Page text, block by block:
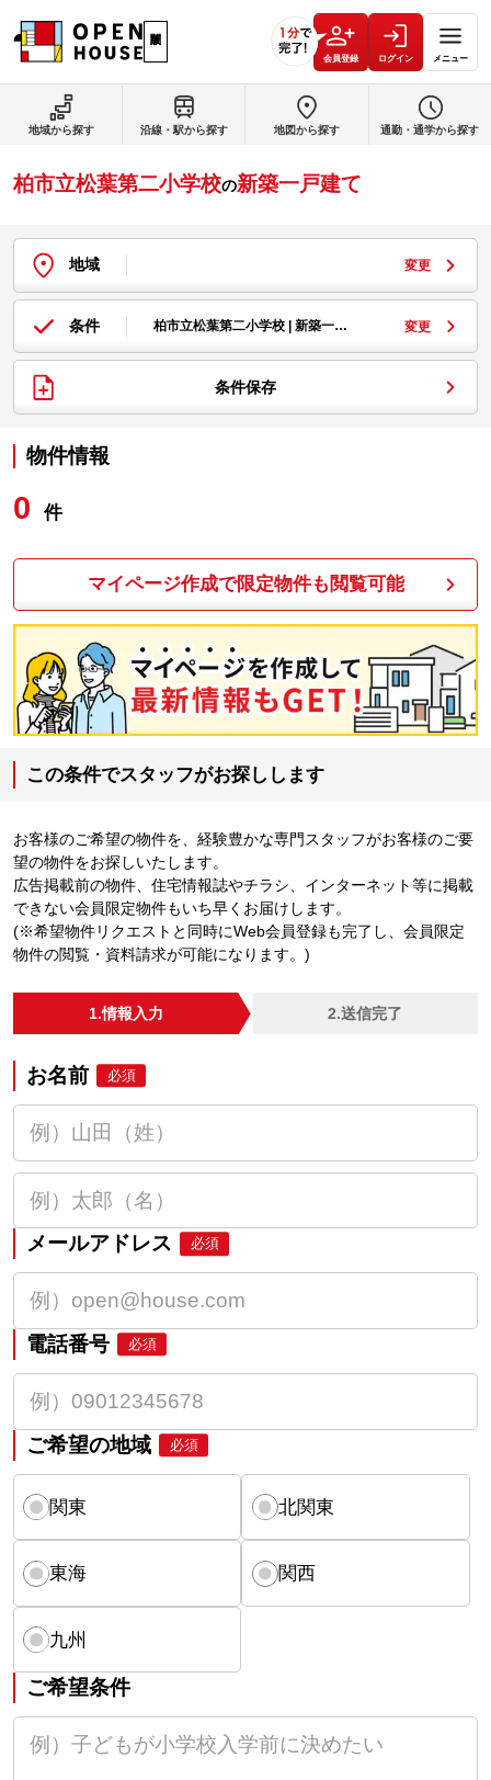
会員登録 ログイン メニュー
柏市立松葉第二小学校の新築一戸建て
地域 変更
条件 柏市立松葉第二小学校 | 新築一… 変更
条件保存
物件情報
0 件
マイページ作成で限定物件も閲覧可能
この条件でスタッフがお探しします
お客様のご希望の物件を、経験豊かな専門スタッフがお客様のご要
望の物件をお探しいたします。
広告掲載前の物件、住宅情報誌やチラシ、インターネット等に掲載
できない会員限定物件もいち早くお届けします。
(※希望物件リクエストと同時にWeb会員登録も完了し、会員限定
物件の閲覧・資料請求が可能になります。)
1.情報入力 2.送信完了
お名前 必須
メールアドレス 必須
電話番号 必須
ご希望の地域 必須
関東 北関東
東海 関西
九州
ご希望条件
地域から探す 沿線・駅から探す 地図から探す 通勤・通学から探す